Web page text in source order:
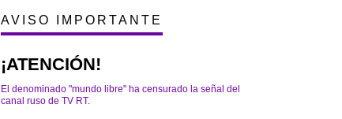
AVISO IMPORTANTE
¡ATENCIÓN!
El denominado "mundo libre" ha censurado la señal del
canal ruso de TV RT.